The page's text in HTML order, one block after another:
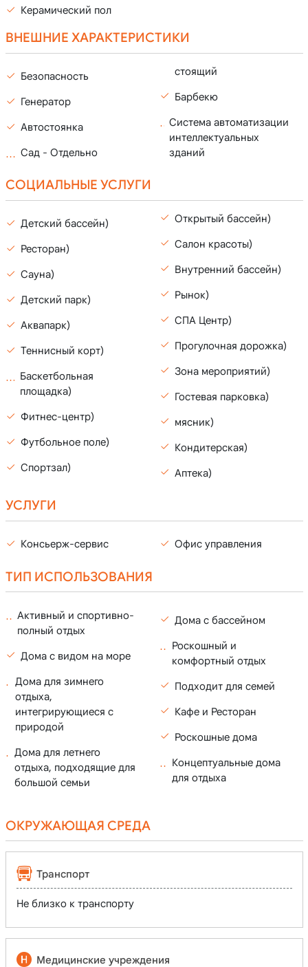
Керамический пол
ВНЕШНИЕ ХАРАКТЕРИСТИКИ
Безопасность
Генератор
Автостоянка
Сад - Отдельно
стоящий
Барбекю
Система автоматизации
интеллектуальных
зданий
СОЦИАЛЬНЫЕ УСЛУГИ
Детский бассейн)
Ресторан)
Сауна)
Детский парк)
Аквапарк)
Теннисный корт)
Баскетбольная
площадка)
Фитнес-центр)
Футбольное поле)
Спортзал)
Открытый бассейн)
Салон красоты)
Внутренний бассейн)
Рынок)
СПА Центр)
Прогулочная дорожка)
Зона мероприятий)
Гостевая парковка)
мясник)
Кондитерская)
Аптека)
УСЛУГИ
Консьерж-сервис Офис управления
ТИП ИСПОЛЬЗОВАНИЯ
Активный и спортивно-
полный отдых
Дома с видом на море
Дома для зимнего
отдыха,
интегрирующиеся с
природой
Дома для летнего
отдыха, подходящие для
большой семьи
Дома с бассейном
Роскошный и
комфортный отдых
Подходит для семей
Кафе и Ресторан
Роскошные дома
Концептуальные дома
для отдыха
ОКРУЖАЮЩАЯ СРЕДА
Транспорт
Не близко к транспорту
Медицинские учреждения